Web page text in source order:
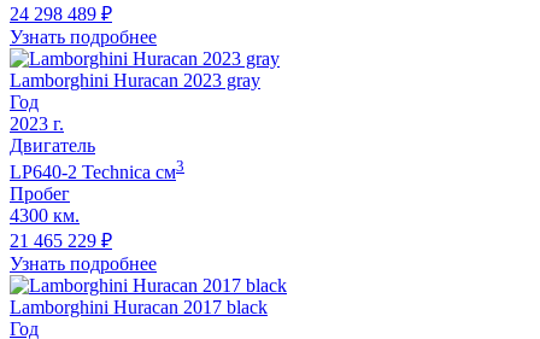
24 298 489 ₽
Узнать подробнее
Lamborghini Huracan 2023 gray
Год
2023 г.
Двигатель
LP640-2 Technica cм3
Пробег
4300 км.
21 465 229 ₽
Узнать подробнее
Lamborghini Huracan 2017 black
Год